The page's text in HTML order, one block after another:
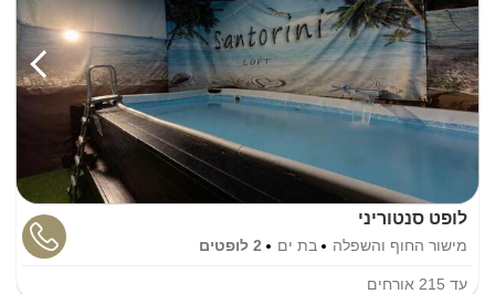
לופט סנטוריני
מישור החוף והשפלה בת ים 2 לופטים
עד 215 אורחים